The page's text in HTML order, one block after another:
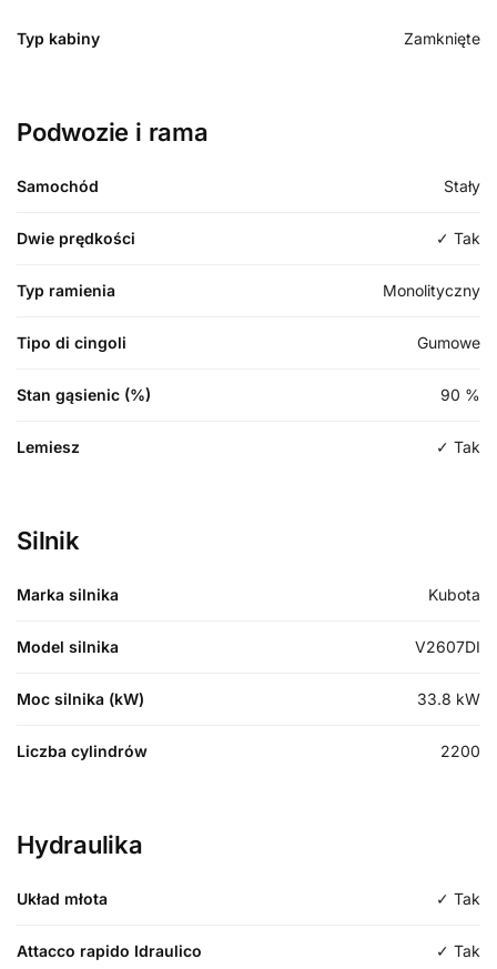
Typ kabiny Zamknięte
Podwozie i rama
Samochód Stały
Dwie prędkości ✓ Tak
Typ ramienia Monolityczny
Tipo di cingoli Gumowe
Stan gąsienic (%) 90 %
Lemiesz ✓ Tak
Silnik
Marka silnika Kubota
Model silnika V2607DI
Moc silnika (kW) 33.8 kW
Liczba cylindrów 2200
Hydraulika
Układ młota ✓ Tak
Attacco rapido Idraulico ✓ Tak